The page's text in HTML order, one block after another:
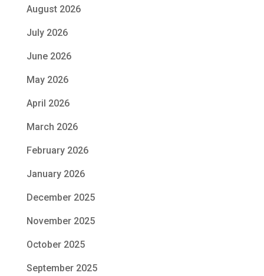
August 2026
July 2026
June 2026
May 2026
April 2026
March 2026
February 2026
January 2026
December 2025
November 2025
October 2025
September 2025